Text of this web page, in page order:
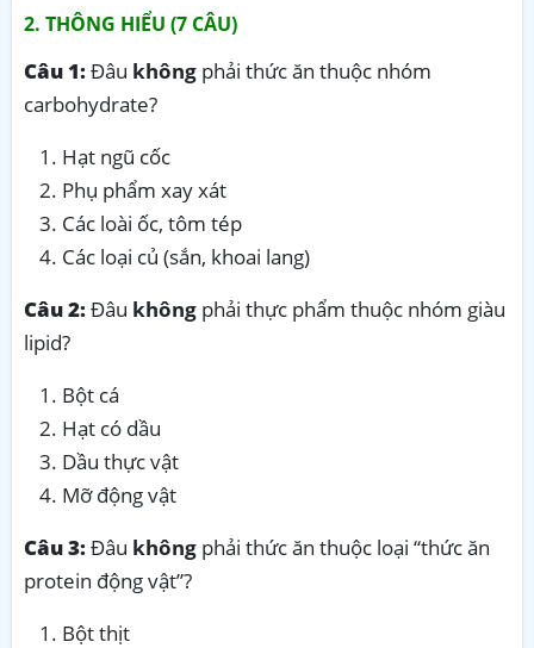
2. THÔNG HIỂU (7 CÂU)
Câu 1:Đâu không phải thức ăn thuộc nhóm
carbohydrate?
Hạt ngũ cốc
Phụ phẩm xay xát
Các loài ốc, tôm tép
Các loại củ (sắn, khoai lang)
Câu 2:Đâu không phải thực phẩm thuộc nhóm giàu
lipid?
Bột cá
Hạt có dầu
Dầu thực vật
Mỡ động vật
Câu 3:Đâu không phải thức ăn thuộc loại “thức ăn
protein động vật”?
Bột thịt